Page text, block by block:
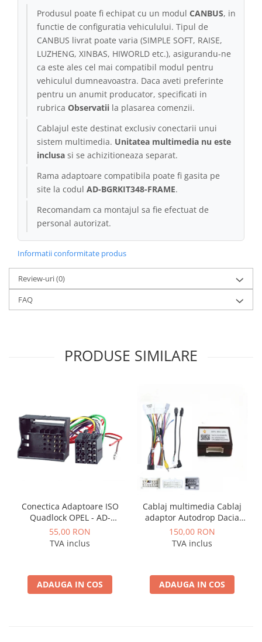
Conectică Kia
Conectică Hyundai
Conectică Mitsubishi
Lumini ambientale
Produsul poate fi echipat cu un modul CANBUS, in
functie de configuratia vehiculului. Tipul de
CANBUS livrat poate varia (SIMPLE SOFT, RAISE,
LUZHENG, XINBAS, HIWORLD etc.), asigurandu-ne
ca este ales cel mai compatibil modul pentru
vehiculul dumneavoastra. Daca aveti preferinte
pentru un anumit producator, specificati in
rubrica Observatii la plasarea comenzii.
Cablajul este destinat exclusiv conectarii unui
sistem multimedia. Unitatea multimedia nu este
inclusa si se achizitioneaza separat.
Rama adaptoare compatibila poate fi gasita pe
site la codul AD-BGRKIT348-FRAME.
Recomandam ca montajul sa fie efectuat de
personal autorizat.
Informatii conformitate produs
Review-uri(0)
FAQ
PRODUSE SIMILARE
Conectica Adaptoare ISO
Quadlock OPEL - AD-
ISOOPEL
55,00 RON
TVA inclus
ADAUGA IN COS
Cablaj multimedia Cablaj
adaptor Autodrop Dacia
Logan / Sandero pentru
Navigatii multimedia
150,00 RON
TVA inclus
ADAUGA IN COS